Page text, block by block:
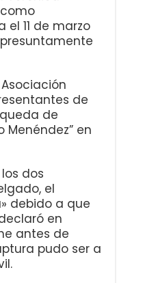
11 de marzo
de
de
en
dos
el
debido a que
en
antes de
pudo ser a